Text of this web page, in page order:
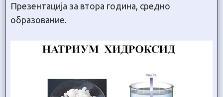
Презентација за втора година, средно
образование.